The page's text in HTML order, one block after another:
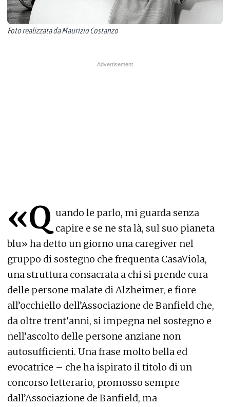
Foto realizzata da Maurizio Costanzo
«Q uando le parlo, mi guarda senza
capire e se ne sta là, sul suo pianeta
blu» ha detto un giorno una caregiver nel
gruppo di sostegno che frequenta CasaViola,
una struttura consacrata a chi si prende cura
delle persone malate di Alzheimer, e fiore
all’occhiello dell’Associazione de Banfield che,
da oltre trent’anni, si impegna nel sostegno e
nell’ascolto delle persone anziane non
autosufficienti. Una frase molto bella ed
evocatrice – che ha ispirato il titolo di un
concorso letterario, promosso sempre
dall’Associazione de Banfield, ma